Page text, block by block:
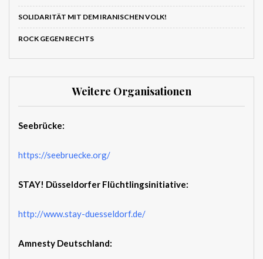
SOLIDARITÄT MIT DEM IRANISCHEN VOLK!
ROCK GEGEN RECHTS
Weitere Organisationen
Seebrücke:
https://seebruecke.org/
STAY! Düsseldorfer Flüchtlingsinitiative:
http://www.stay-duesseldorf.de/
Amnesty Deutschland: